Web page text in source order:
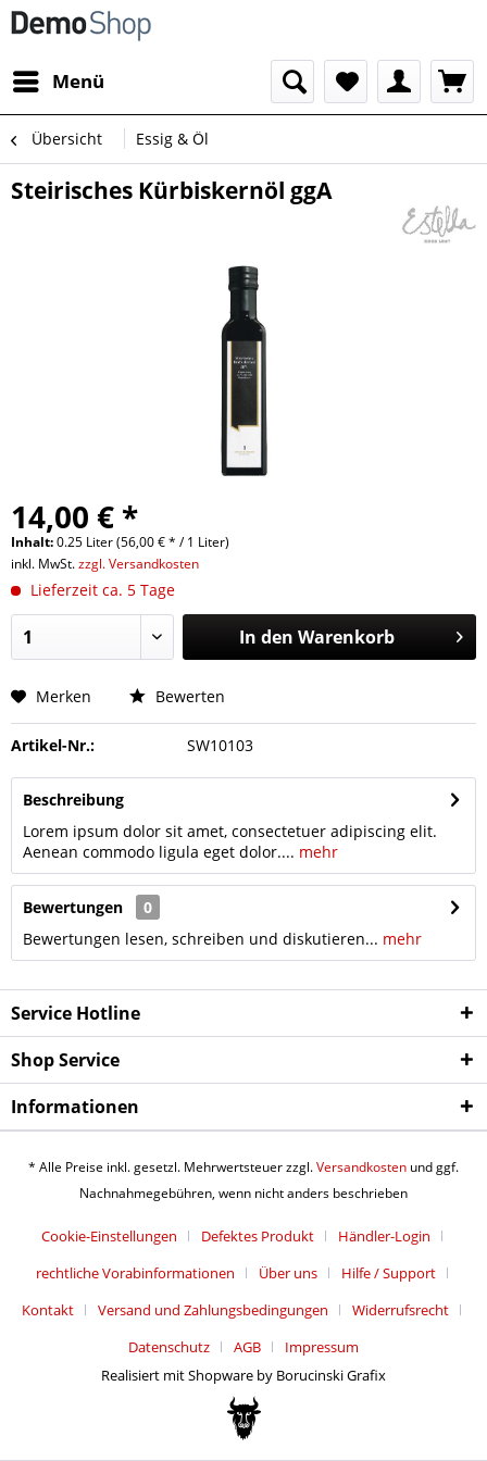
Menü
Übersicht Essig & Öl
Steirisches Kürbiskernöl ggA
14,00 € *
Inhalt:0.25 Liter (56,00 € * / 1 Liter)
inkl. MwSt.zzgl. Versandkosten
Lieferzeit ca. 5 Tage
In den Warenkorb
Merken Bewerten
Artikel-Nr.: SW10103
Beschreibung
Lorem ipsum dolor sit amet, consectetuer adipiscing elit.
Aenean commodo ligula eget dolor.... mehr
Bewertungen
0
Bewertungen lesen, schreiben und diskutieren... mehr
Service Hotline
Shop Service
Informationen
* Alle Preise inkl. gesetzl. Mehrwertsteuer zzgl.Versandkosten und ggf.
Nachnahmegebühren, wenn nicht anders beschrieben
Cookie-Einstellungen Defektes Produkt
Händler-Login
rechtliche Vorabinformationen
Über uns
Hilfe / Support
Kontakt
Versand und Zahlungsbedingungen
Widerrufsrecht
Datenschutz
AGB
Impressum
Realisiert mit Shopware by Borucinski Grafix